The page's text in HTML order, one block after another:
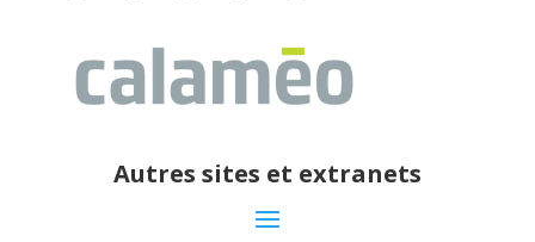
Autres sites et extranets